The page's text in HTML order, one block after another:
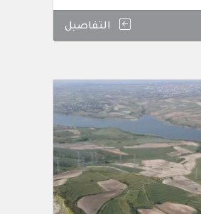
التفاصيل